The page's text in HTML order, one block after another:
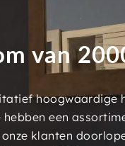
van
hoogwaardige
een
klanten